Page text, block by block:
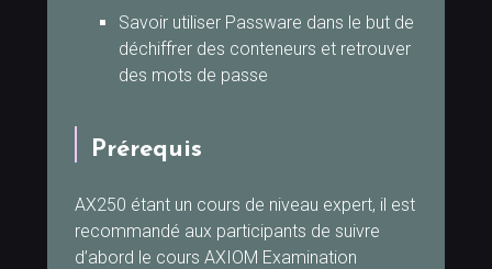
Savoir utiliser Passware dans le but de
déchiffrer des conteneurs et retrouver
des mots de passe
Prérequis
AX250 étant un cours de niveau expert, il est
recommandé aux participants de suivre
d’abord le cours AXIOM Examination